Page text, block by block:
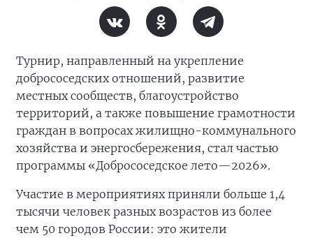
Турнир, направленный на укрепление
добрососедских отношений, развитие
местных сообществ, благоустройство
территорий, а также повышение грамотности
граждан в вопросах жилищно-коммунального
хозяйства и энергосбережения, стал частью
программы «Добрососедское лето—2026».
Участие в мероприятиях приняли больше 1,4
тысячи человек разных возрастов из более
чем 50 городов России: это жители